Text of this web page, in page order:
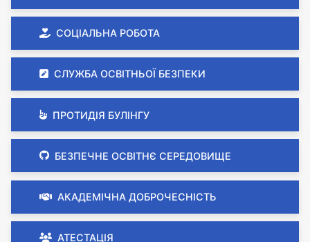
СОЦІАЛЬНА РОБОТА
СЛУЖБА ОСВІТНЬОЇ БЕЗПЕКИ
ПРОТИДІЯ БУЛІНГУ
БЕЗПЕЧНЕ ОСВІТНЄ СЕРЕДОВИЩЕ
АКАДЕМІЧНА ДОБРОЧЕСНІСТЬ
АТЕСТАЦІЯ